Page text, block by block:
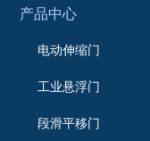
产品中心
电动伸缩门
工业悬浮门
段滑平移门